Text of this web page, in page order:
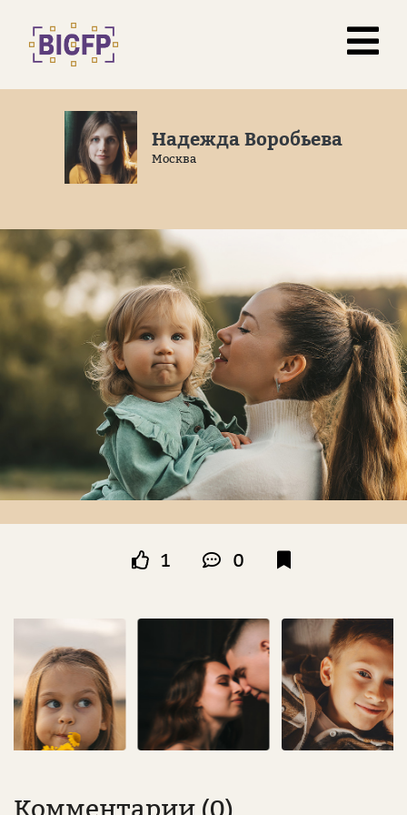
Надежда Воробьева
Москва
1 0